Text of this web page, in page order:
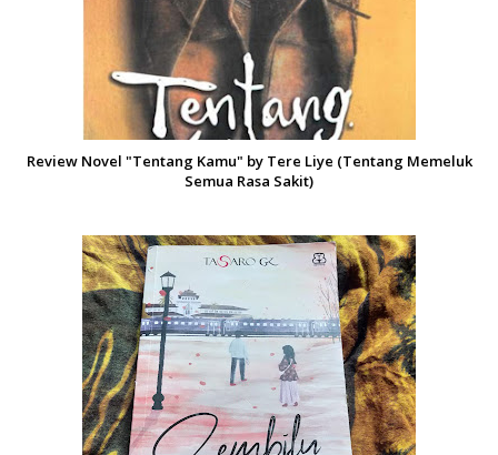
Review Novel "Tentang Kamu" by Tere Liye (Tentang Memeluk
Semua Rasa Sakit)